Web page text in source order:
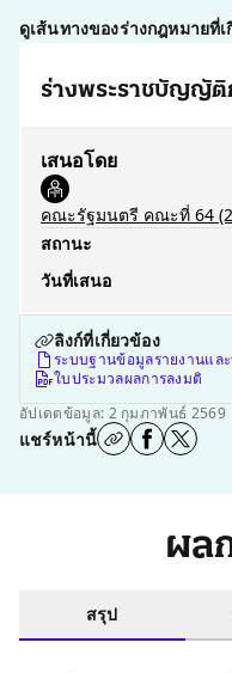
ดูเส้นทางของร่างกฎหมายที่เ
ร่างพระราชบัญญัติ
เสนอโดย
คณะรัฐมนตรี คณะที่ 64
สถานะ
วันที่เสนอ
ลิงก์ที่เกี่ยวข้อง
ระบบฐานข้อมูลรายงานแล
ใบประมวลผลการลงมติ
อัปเดตข้อมูล: 2 กุมภาพันธ์ 2569
แชร์หน้านี้
ผล
สรุป